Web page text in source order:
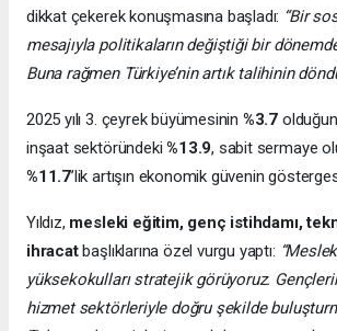
dikkat çekerek konuşmasına başladı: “Bir
mesajıyla politikaların değiştiği bir
Buna rağmen Türkiye’nin artık talihinin
2025 yılı 3. çeyrek büyümesinin %3.7
inşaat sektöründeki%13.9, sabit sermaye
%11.7’lik artışın ekonomik güvenin
Yıldız, mesleki eğitim, genç istihdamı,
ihracatbaşlıklarına özel vurgu yaptı:
yüksekokulları stratejik görüyoruz.
hizmet sektörleriyle doğru şekilde